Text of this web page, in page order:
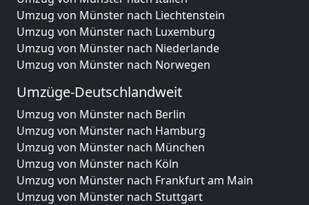
Umzug von Münster nach Liechtenstein
Umzug von Münster nach Luxemburg
Umzug von Münster nach Niederlande
Umzug von Münster nach Norwegen
Umzüge-Deutschlandweit
Umzug von Münster nach Berlin
Umzug von Münster nach Hamburg
Umzug von Münster nach München
Umzug von Münster nach Köln
Umzug von Münster nach Frankfurt am Main
Umzug von Münster nach Stuttgart